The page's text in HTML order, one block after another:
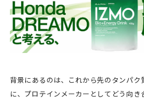
背景にあるのは、これから先のタンパク
に、プロテインメーカーとしてどう向き